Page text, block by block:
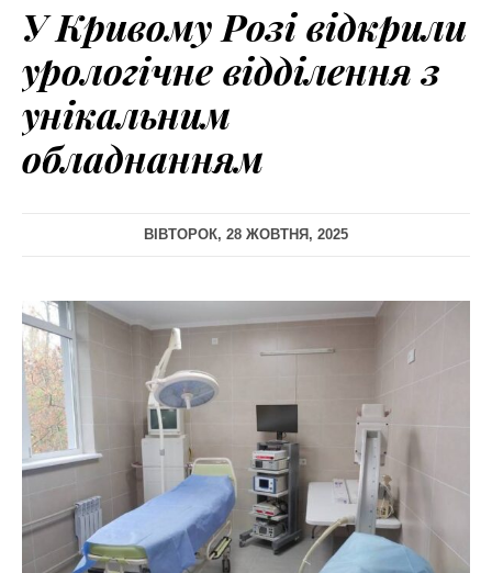
У Кривому Розі відкрили
урологічне відділення з
унікальним
обладнанням
ВІВТОРОК, 28 ЖОВТНЯ, 2025